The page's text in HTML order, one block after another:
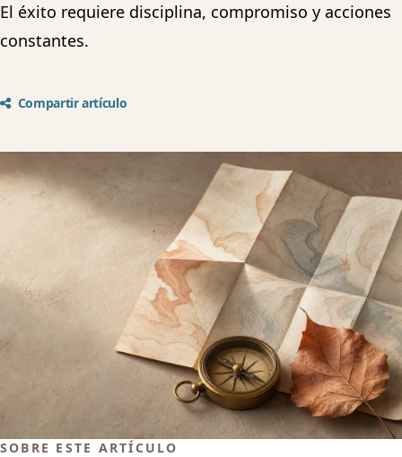
El éxito requiere disciplina, compromiso y acciones
constantes.
Compartir artículo
SOBRE ESTE ARTÍCULO